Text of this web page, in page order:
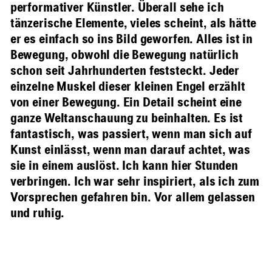
performativer Künstler. Überall sehe ich
tänzerische Elemente, vieles scheint, als hätte
er es einfach so ins Bild geworfen. Alles ist in
Bewegung, obwohl die Bewegung natürlich
schon seit Jahrhunderten feststeckt. Jeder
einzelne Muskel dieser kleinen Engel erzählt
von einer Bewegung. Ein Detail scheint eine
ganze Weltanschauung zu beinhalten. Es ist
fantastisch, was passiert, wenn man sich auf
Kunst einlässt, wenn man darauf achtet, was
sie in einem auslöst. Ich kann hier Stunden
verbringen. Ich war sehr inspiriert, als ich zum
Vorsprechen gefahren bin. Vor allem gelassen
und ruhig.